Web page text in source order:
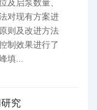
及启泵数量、
对现有方案进
则及改进方法
制效果进行了
填...
究